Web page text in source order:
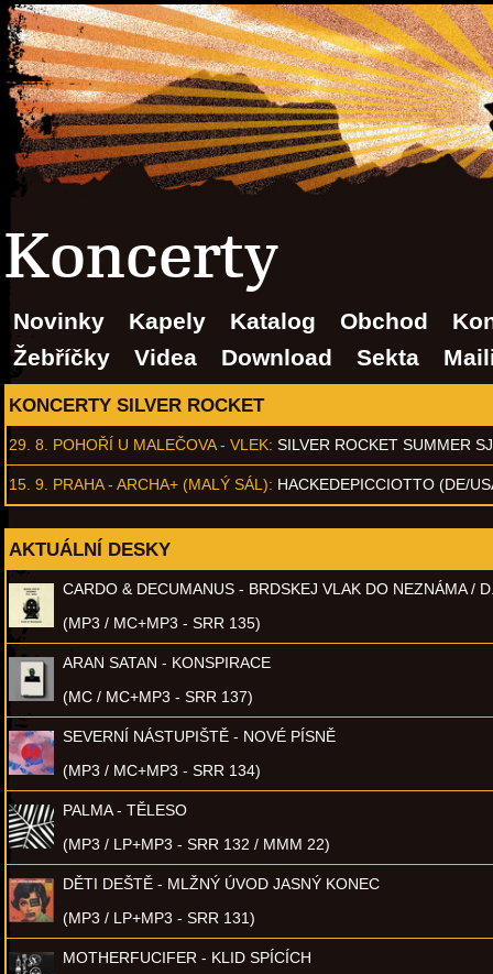
Koncerty
Novinky Kapely Katalog Obchod
Žebříčky
Videa Download Sekta
KONCERTY SILVER ROCKET
29. 8. POHOŘÍ U MALEČOVA - VLEK: SILVER ROCKET SUMMER
15. 9. PRAHA - ARCHA+ (MALÝ SÁL): HACKEDEPICCIOTTO (DE/
AKTUÁLNÍ DESKY
CARDO & DECUMANUS - BRDSKEJ VLAK DO NEZNÁMA /
(MP3 / MC+MP3 - SRR 135)
ARAN SATAN - KONSPIRACE
(MC / MC+MP3 - SRR 137)
SEVERNÍ NÁSTUPIŠTĚ - NOVÉ PÍSNĚ
(MP3 / MC+MP3 - SRR 134)
PALMA - TĚLESO
(MP3 / LP+MP3 - SRR 132 / MMM 22)
DĚTI DEŠTĚ - MLŽNÝ ÚVOD JASNÝ KONEC
(MP3 / LP+MP3 - SRR 131)
MOTHERFUCIFER - KLID SPÍCÍCH